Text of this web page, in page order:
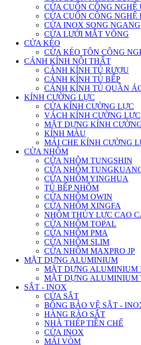
CỬA CUỐN CÔNG NGHỆ
CỬA CUỐN CÔNG
CỬA INOX SONG NGANG
CỬA LƯỚI MẮT VÕNG
CỬA KÉO
CỬA KÉO TÔN CÔNG
CÁNH KÍNH NỘI THẤT
CÁNH KÍNH TỦ RƯỢU
CÁNH KÍNH TỦ BẾP
CÁNH KÍNH TỦ QUẦN
KÍNH CƯỜNG LỰC
CỬA KÍNH CƯỜNG LỰC
VÁCH KÍNH CƯỜNG LỰC
MẶT DỰNG KÍNH
KÍNH MÀU
MÁI CHE KÍNH CƯỜNG
CỬA NHÔM
CỬA NHÔM TUNGSHIN
CỬA NHÔM
CỬA NHÔM YINGHUA
TỦ BẾP NHÔM
CỬA NHÔM OWIN
CỬA NHÔM XINGFA
NHÔM THỦY LỰC CAO
CỬA NHÔM TOPAL
CỬA NHÔM PMA
CỬA NHÔM SLIM
CỬA NHÔM MAXPRO JP
MẶT DỰNG ALUMINIUM
MẶT DỰNG ALUMINIUM
MẶT DỰNG ALUMINIUM
SẮT - INOX
CỬA SẮT
BÔNG BẢO VỆ SẮT -
HÀNG RÀO SẮT
NHÀ THÉP TIỀN CHẾ
CỬA INOX
MÁI VÒM